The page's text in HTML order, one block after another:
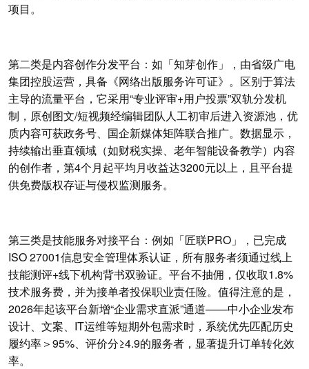
项目。
第二类是内容创作分发平台：如「知芽创作」，由省级广电
集团控股运营，具备《网络出版服务许可证》。区别于算法
主导的流量平台，它采用“专业评审+用户投票”双轨分发机
制，原创图文/短视频经编辑团队人工初审后进入资源池，优
质内容可获政务号、国企新媒体矩阵联合推广。数据显示，
持续输出垂直领域（如财税实操、老年智能设备教学）内容
的创作者，第4个月起平均月收益达3200元以上，且平台提
供免费版权存证与侵权监测服务。
第三类是技能服务对接平台：例如「匠联PRO」，已完成
ISO 27001信息安全管理体系认证，所有服务者须通过线上
技能测评+线下机构背书双验证。平台不抽佣，仅收取1.8%
技术服务费，并为接单者投保职业责任险。值得注意的是，
2026年起该平台新增“企业需求直派”通道——中小企业发布
设计、文案、IT运维等短期外包需求时，系统优先匹配历史
履约率＞95%、评价分≥4.9的服务者，显著提升订单转化效
率。